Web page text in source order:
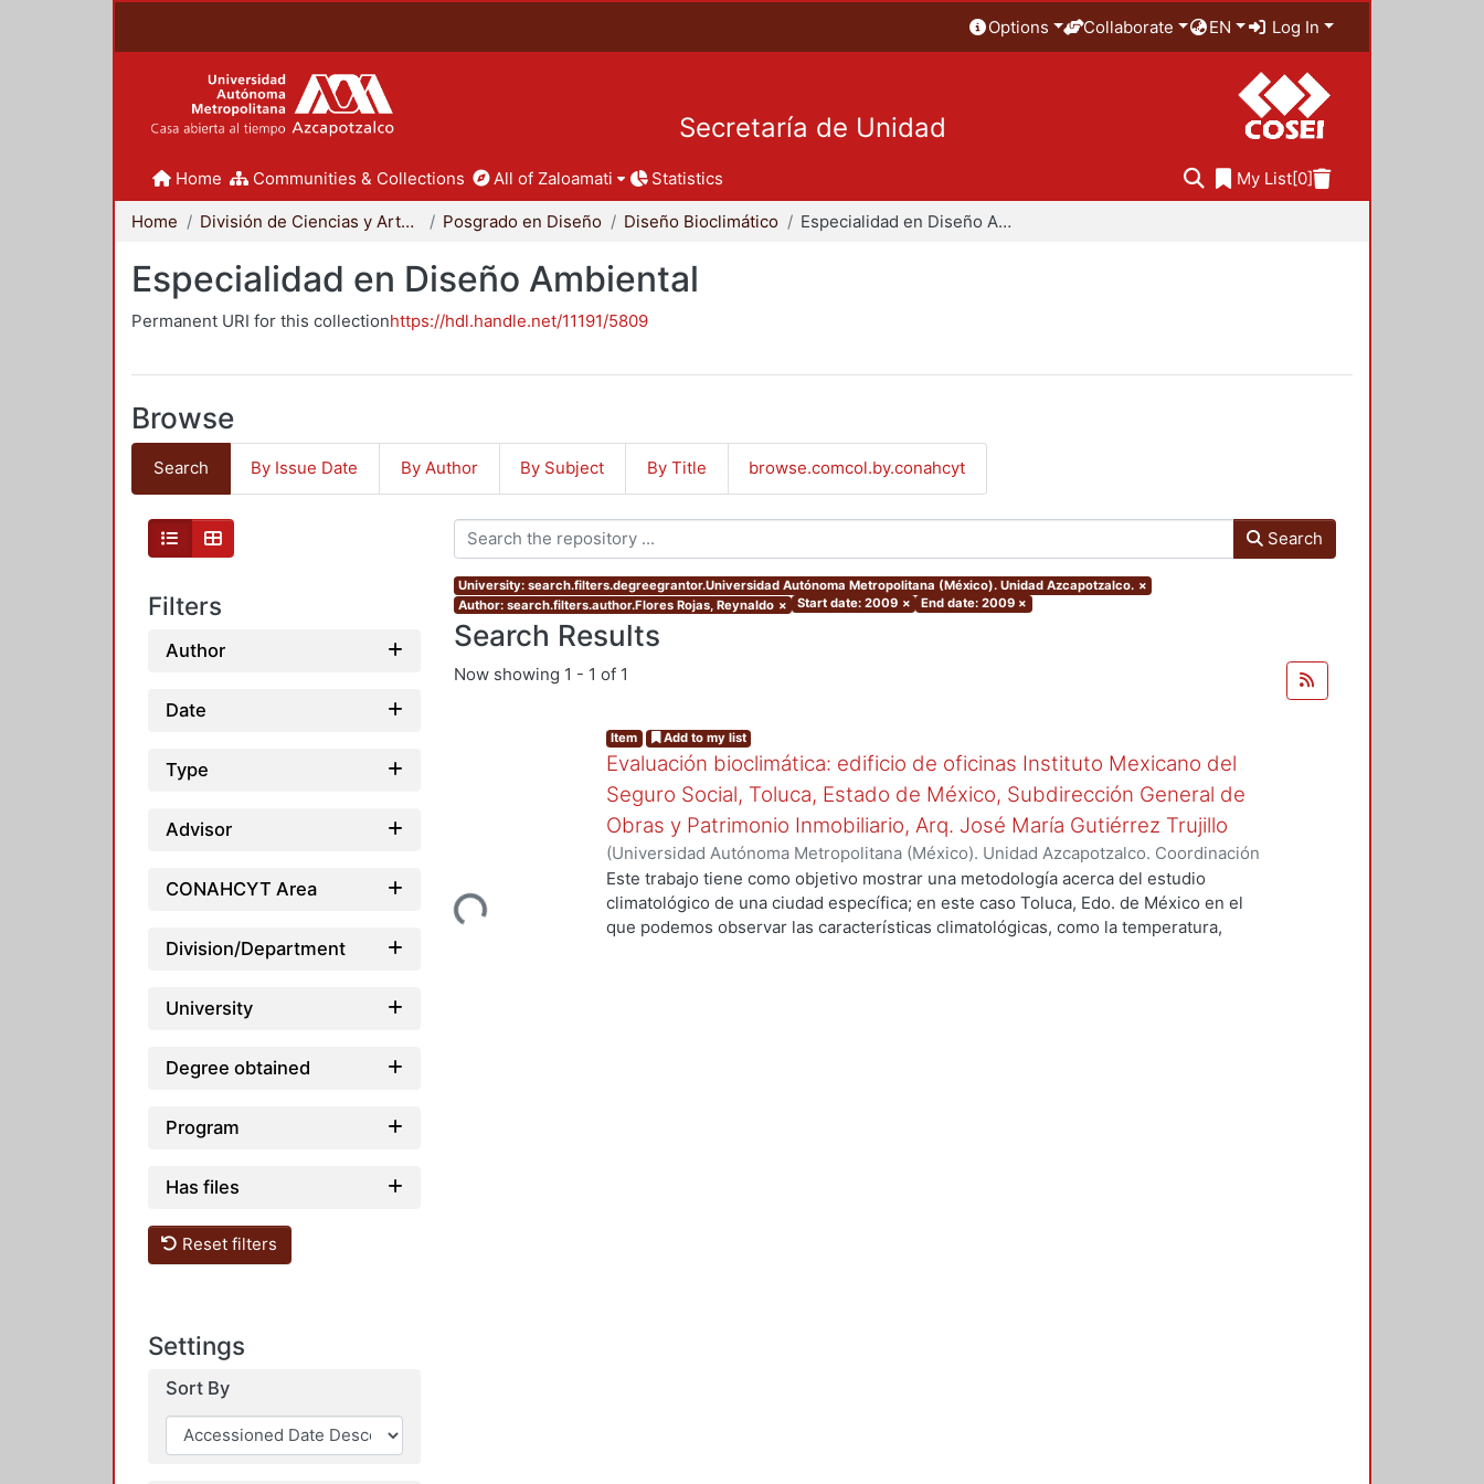
Options Collaborate EN Log In
Secretaría de Unidad
Home Communities & Collections All of Zaloamati Statistics My List[0]
Home División de Ciencias y Artes para el Diseño Posgrado en Diseño Diseño Bioclimático Especialidad en Diseño Ambiental
Especialidad en Diseño Ambiental
Permanent URI for this collectionhttps://hdl.handle.net/11191/5809
Browse
Search By Issue Date By Author By Subject By Title browse.comcol.by.conahcyt
Filters
Author
Date
Type
Advisor
CONAHCYT Area
Division/Department
University
Degree obtained
Program
Has files
Reset filters
Settings
Sort By
Search
University: search.filters.degreegrantor.Universidad Autónoma Metropolitana (México). Unidad Azcapotzalco. ×
Author: search.filters.author.Flores Rojas, Reynaldo × Start date: 2009 × End date: 2009 ×
Search Results
Now showing 1 - 1 of 1
Loading...
Item Add to my list
Evaluación bioclimática: edificio de oficinas Instituto Mexicano del
Seguro Social, Toluca, Estado de México, Subdirección General de
Obras y Patrimonio Inmobiliario, Arq. José María Gutiérrez Trujillo
(Universidad Autónoma Metropolitana (México). Unidad Azcapotzalco. Coordinación
de Servicios de Información.,2009)Flores Rojas, Reynaldo
Este trabajo tiene como objetivo mostrar una metodología acerca del estudio
climatológico de una ciudad específica; en este caso Toluca, Edo. de México en el
que podemos observar las características climatológicas, como la temperatura,